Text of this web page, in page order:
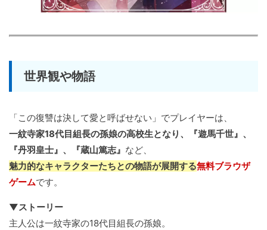
世界観や物語
「この復讐は決して愛と呼ばせない」でプレイヤーは、
一紋寺家18代目組長の孫娘の高校生となり、『遊馬千世』、
『丹羽皇士』、『蔵山篤志』 など、
魅力的なキャラクターたちとの物語が展開する無料ブラウザ
ゲームです。
▼ストーリー
主人公は一紋寺家の18代目組長の孫娘。